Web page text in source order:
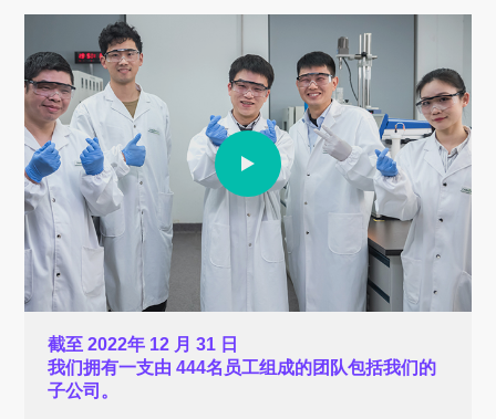
截至 2022年 12 月 31 日
我们拥有一支由 444名员工组成的团队包括我们的
子公司。